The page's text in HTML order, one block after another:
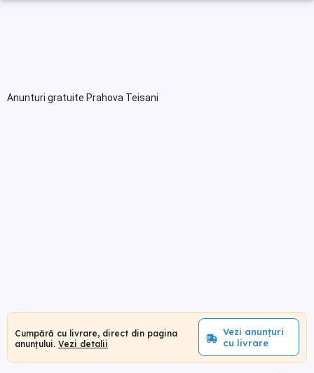
Anunturi gratuite Prahova Teisani
Cumpără cu livrare, direct din pagina
anunțului. Vezi detalii
Vezi anunțuri
cu livrare